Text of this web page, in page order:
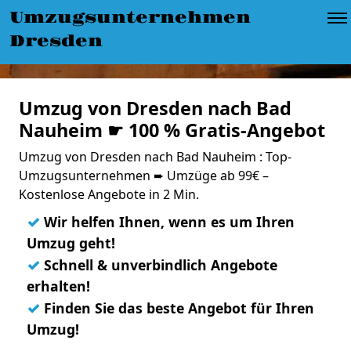
Umzugsunternehmen
Dresden
Umzug von Dresden nach Bad
Nauheim ☛ 100 % Gratis-Angebot
Umzug von Dresden nach Bad Nauheim : Top-
Umzugsunternehmen ➨ Umzüge ab 99€ –
Kostenlose Angebote in 2 Min.
✓ Wir helfen Ihnen, wenn es um Ihren
Umzug geht!
✓ Schnell & unverbindlich Angebote
erhalten!
✓ Finden Sie das beste Angebot für Ihren
Umzug!